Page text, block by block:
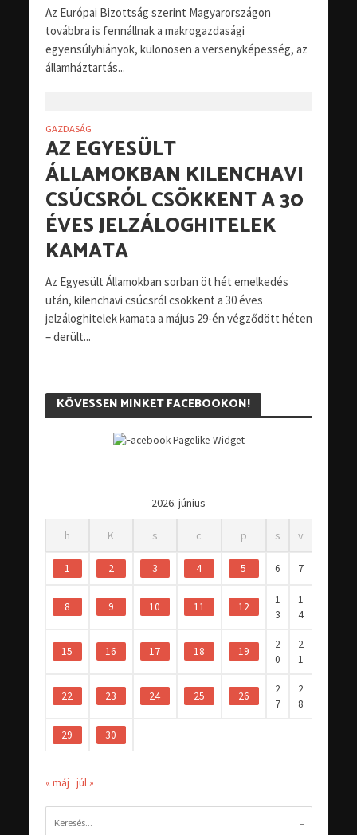
Az Európai Bizottság szerint Magyarországon
továbbra is fennállnak a makrogazdasági
egyensúlyhiányok, különösen a versenyképesség, az
államháztartás...
GAZDASÁG
AZ EGYESÜLT
ÁLLAMOKBAN KILENCHAVI
CSÚCSRÓL CSÖKKENT A 30
ÉVES JELZÁLOGHITELEK
KAMATA
Az Egyesült Államokban sorban öt hét emelkedés
után, kilenchavi csúcsról csökkent a 30 éves
jelzáloghitelek kamata a május 29-én végződött héten
– derült...
KÖVESSEN MINKET FACEBOOKON!
2026. június
h K s c p s v
1 2 3 4 5 6 7
8 9 10 11 12
1
3
1
4
15 16 17 18 19
2
0
2
1
22 23 24 25 26
2
7
2
8
29 30
« máj júl »